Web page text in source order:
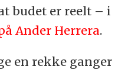
budet er reelt – i
Ander Herrera.
en rekke ganger